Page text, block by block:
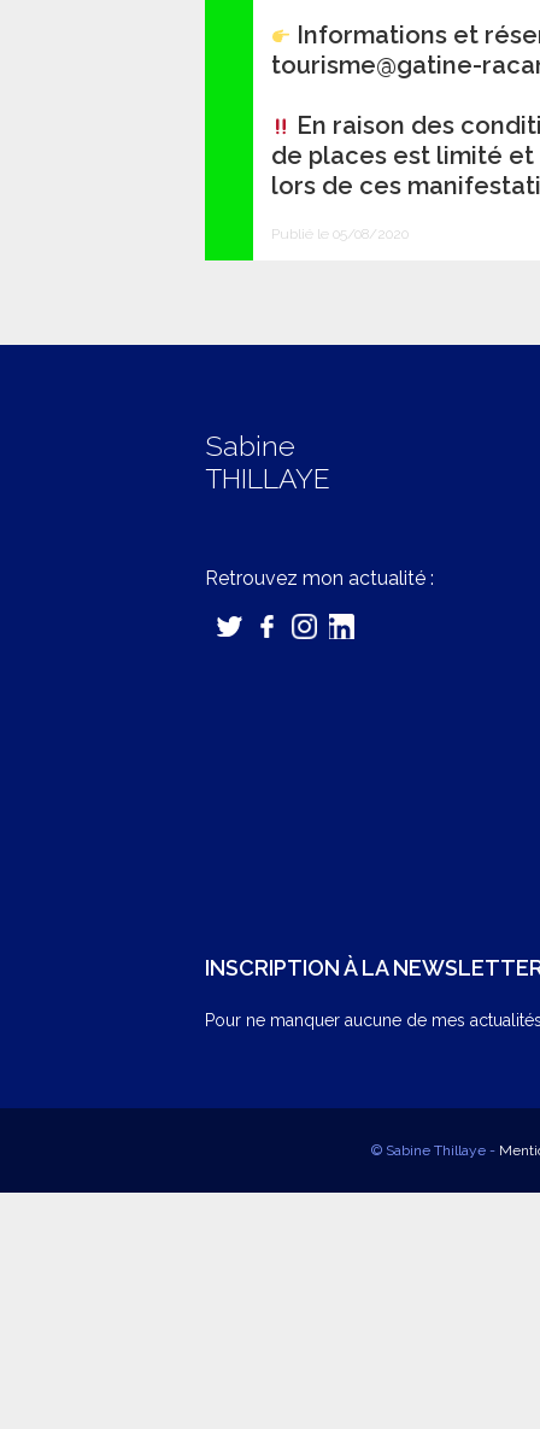
Informations et
tourisme@gatine-
En raison des
de places est limité
lors de ces
Publié le 05/08/2020
Sabine
THILLAYE
Retrouvez mon actualité :
INSCRIPTION À LA
Pour ne manquer aucune de mes
© Sabine Thillaye -